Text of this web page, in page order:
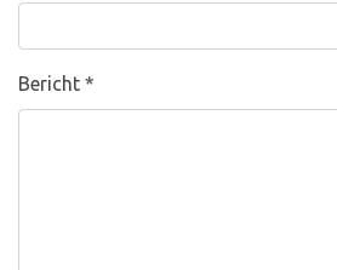
Bericht *